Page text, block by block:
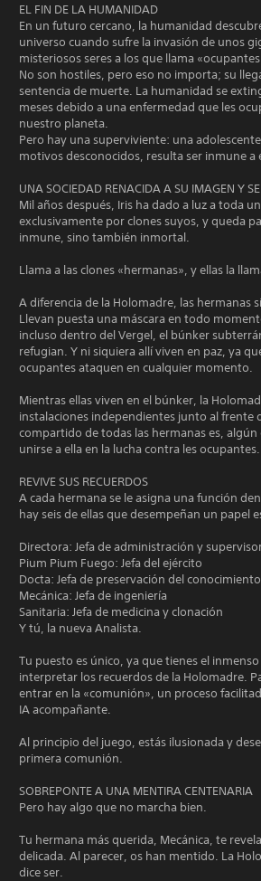
EL FIN DE LA HUMANIDAD
En un futuro cercano, la humanidad
universo cuando sufre la invasión de unos
misteriosos seres a los que llama
No son hostiles, pero eso no importa; su
sentencia de muerte. La humanidad se
meses debido a una enfermedad que les
nuestro planeta.
Pero hay una superviviente: una
motivos desconocidos, resulta ser inmune a
UNA SOCIEDAD RENACIDA A SU IMAGEN Y
Mil años después, Iris ha dado a luz a toda
exclusivamente por clones suyos, y queda
inmune, sino también inmortal.
Llama a las clones «hermanas», y ellas la
A diferencia de la Holomadre, las hermanas
Llevan puesta una máscara en todo
incluso dentro del Vergel, el búnker
refugian. Y ni siquiera allí viven en paz, ya
ocupantes ataquen en cualquier momento.
Mientras ellas viven en el búnker, la
instalaciones independientes junto al frente
compartido de todas las hermanas es,
unirse a ella en la lucha contra les ocupantes.
REVIVE SUS RECUERDOS
A cada hermana se le asigna una función
hay seis de ellas que desempeñan un papel
Directora: Jefa de administración y
Pium Pium Fuego: Jefa del ejército
Docta: Jefa de preservación del conocimiento
Mecánica: Jefa de ingeniería
Sanitaria: Jefa de medicina y clonación
Y tú, la nueva Analista.
Tu puesto es único, ya que tienes el
interpretar los recuerdos de la Holomadre.
entrar en la «comunión», un proceso
IA acompañante.
Al principio del juego, estás ilusionada y
primera comunión.
SOBREPONTE A UNA MENTIRA CENTENARIA
Pero hay algo que no marcha bien.
Tu hermana más querida, Mecánica, te
delicada. Al parecer, os han mentido. La
dice ser.